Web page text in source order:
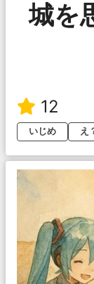
城を
12
いじめ
え